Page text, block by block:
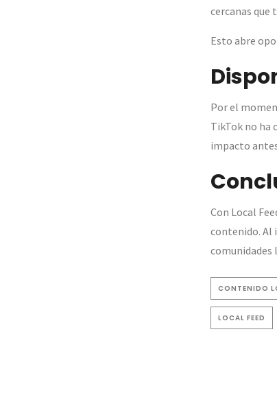
cercanas
Esto abre
Por el
TikTok no ha
impacto
Con Local
contenido. Al
comunidades
CONTENIDO
LOCAL FEED